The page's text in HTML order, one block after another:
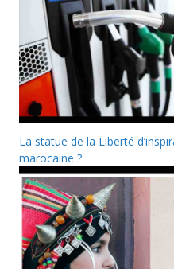
La statue de la Liberté
marocaine ?